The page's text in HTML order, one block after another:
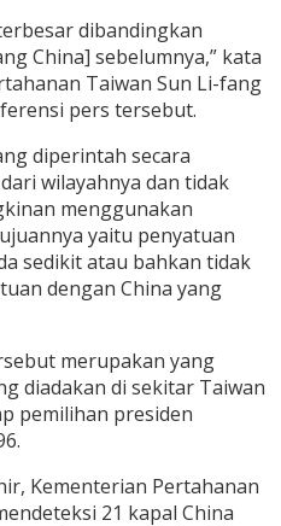
dibandingkan
China] sebelumnya,” kata
Taiwan Sun Li-fang
pers tersebut.
diperintah secara
wilayahnya dan tidak
menggunakan
yaitu penyatuan
sedikit atau bahkan tidak
dengan China yang
merupakan yang
diadakan di sekitar Taiwan
pemilihan presiden
Kementerian Pertahanan
21 kapal China